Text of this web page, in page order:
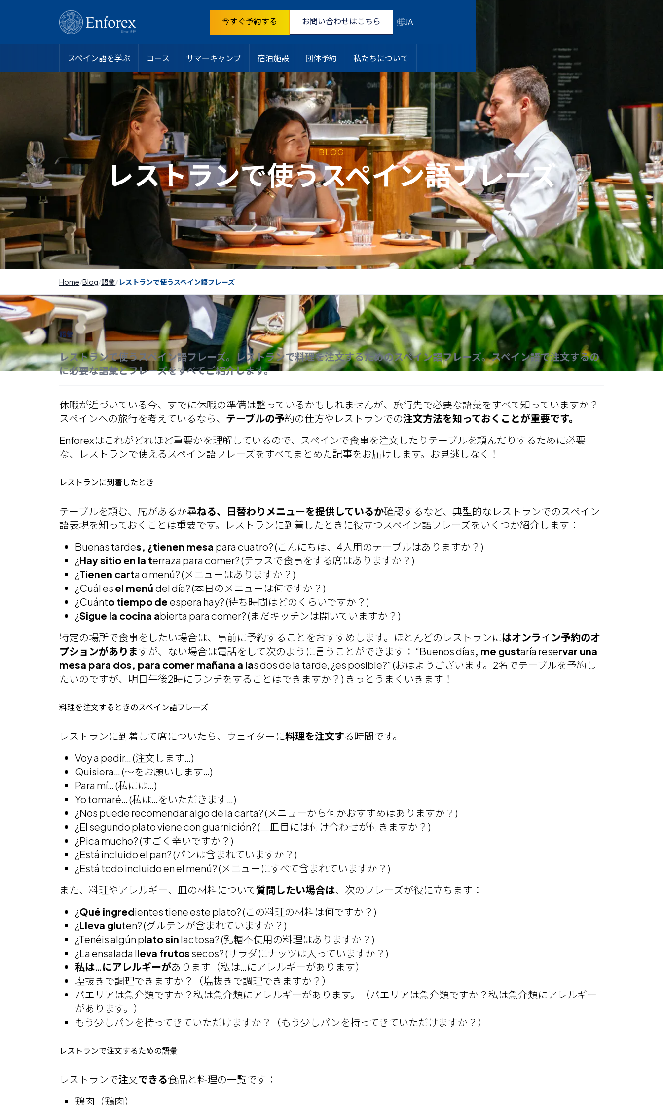
今すぐ予約する お問い合わせはこちら JA
スペイン語を学ぶ コース サマーキャンプ 宿泊施設 団体予約 私たちについて
スペイン
ラテンアメリカ
スペイン語コース
インテンシブコース
サマーキャンプ
ジュニアおよびヤングアダルト向けプログラム
マンツーマンコース
オンラインスペイン語コース
大学・長期プログラム
50歳以上向けプログラム
スペイン語認定
専門コース
サマーキャンプ
アリカンテ
バルセロナビーチ
バルセロナ中心部
マドリード
マラガ
マルベーラ・エルビリア
マルベーラ中心部
サラマンカ
バレンシアビーチ
リーダーシッププログラム
ホストファミリー
学生寮
シェアアパート
その他のオプション
なぜEnforexを選ぶのか？
認定
学生ビザ
お問い合わせ
私たちのチームに参加する
よくある質問
スペイン語レベルテスト
ブログ
BLOG
レストランで使うスペイン語フレーズ
Home Blog 語彙 レストランで使うスペイン語フレーズ
語彙
レストランで使うスペイン語フレーズ。レストランで料理を注文するためのスペイン語フレーズ。スペイン語で注文するの
に必要な語彙とフレーズをすべてご紹介します。
休暇が近づいている今、すでに休暇の準備は整っているかもしれませんが、旅行先で必要な語彙をすべて知っていますか？
スペインへの旅行を考えているなら、 テーブルの予約の仕方やレストランでの注文方法を知っておくことが重要です。
Enforexはこれがどれほど重要かを理解しているので、スペインで食事を注文したりテーブルを頼んだりするために必要
な、レストランで使えるスペイン語フレーズをすべてまとめた記事をお届けします。お見逃しなく！
レストランに到着したとき
テーブルを頼む、席があるか尋ねる、日替わりメニューを提供しているか確認するなど、典型的なレストランでのスペイン
語表現を知っておくことは重要です。レストランに到着したときに役立つスペイン語フレーズをいくつか紹介します：
Buenas tardes, ¿tienen mesa para cuatro? (こんにちは、4人用のテーブルはありますか？)
¿Hay sitio en la terraza para comer? (テラスで食事をする席はありますか？)
¿Tienen carta o menú? (メニューはありますか？)
¿Cuál es el menú del día? (本日のメニューは何ですか？)
¿Cuánto tiempo de espera hay? (待ち時間はどのくらいですか？)
¿Sigue la cocina abierta para comer? (まだキッチンは開いていますか？)
特定の場所で食事をしたい場合は、事前に予約することをおすすめします。ほとんどのレストランにはオンライ ン予約のオ
プションがありますが、ない場合は電話をして次のように言うことができます： “Buenos días, me gustaría reservar una
mesa para dos, para comer mañana a las dos de la tarde, ¿es posible?” (おはようございます。2名でテーブルを予約し
たいのですが、明日午後2時にランチをすることはできますか？) きっとうまくいきます！
料理を注文するときのスペイン語フレーズ
レストランに到着して席についたら、ウェイターに料理を注文する時間です。
Voy a pedir… (注文します…)
Quisiera… (～をお願いします…)
Para mí… (私には…)
Yo tomaré… (私は…をいただきます…)
¿Nos puede recomendar algo de la carta? (メニューから何かおすすめはありますか？)
¿El segundo plato viene con guarnición? (二皿目には付け合わせが付きますか？)
¿Pica mucho? (すごく辛いですか？)
¿Está incluido el pan? (パンは含まれていますか？)
¿Está todo incluido en el menú? (メニューにすべて含まれていますか？)
また、料理やアレルギー、皿の材料について質問したい場合は、次のフレーズが役に立ちます：
¿Qué ingredientes tiene este plato? (この料理の材料は何ですか？)
¿Lleva gluten? (グルテンが含まれていますか？)
¿Tenéis algún plato sin lactosa? (乳糖不使用の料理はありますか？)
¿La ensalada lleva frutos secos? (サラダにナッツは入っていますか？)
私は…にアレルギーがあります（私は…にアレルギーがあります）
塩抜きで調理できますか？（塩抜きで調理できますか？）
パエリアは魚介類ですか？私は魚介類にアレルギーがあります。（パエリアは魚介類ですか？私は魚介類にアレルギー
があります。）
もう少しパンを持ってきていただけますか？（もう少しパンを持ってきていただけますか？）
レストランで注文するための語彙
レストランで注文できる食品と料理の一覧です：
鶏肉（鶏肉）